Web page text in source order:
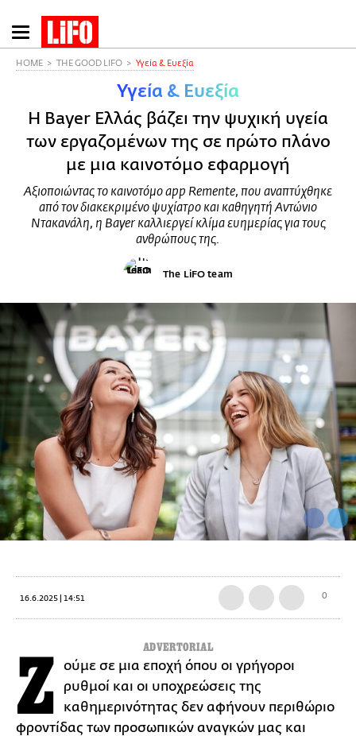
Παράκαμψη
προς
HOME THE GOOD LIFO Υγεία & Ευεξία
Υγεία & Ευεξία
Η Bayer Ελλάς βάζει την ψυχική υγεία
των εργαζομένων της σε πρώτο πλάνο
με μια καινοτόμο εφαρμογή
Αξιοποιώντας το καινοτόμο app Remente, που αναπτύχθηκε
από τον διακεκριμένο ψυχίατρο και καθηγητή Αντώνιο
Ντακανάλη, η Bayer καλλιεργεί κλίμα ευημερίας για τους
ανθρώπους της.
The LiFO team
16.6.2025 | 14:51 0
ADVERTORIAL
Ζ
ούμε σε μια εποχή όπου οι γρήγοροι
ρυθμοί και οι υποχρεώσεις της
καθημερινότητας δεν αφήνουν περιθώριο
φροντίδας των προσωπικών αναγκών μας και